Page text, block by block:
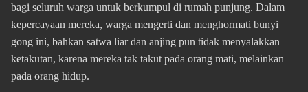
bagi seluruh warga untuk berkumpul di rumah punjung. Dalam
kepercayaan mereka, warga mengerti dan menghormati bunyi
gong ini, bahkan satwa liar dan anjing pun tidak menyalakkan
ketakutan, karena mereka tak takut pada orang mati, melainkan
pada orang hidup.